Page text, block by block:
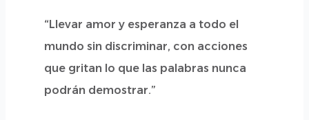
“Llevar amor y esperanza a todo el
mundo sin discriminar, con acciones
que gritan lo que las palabras nunca
podrán demostrar.”